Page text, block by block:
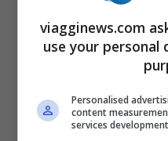
Forte scossa di
Indonesia,
Sulawesi poi
https://youtu.be/
viagginews.com
use your
Personalised
content
services development